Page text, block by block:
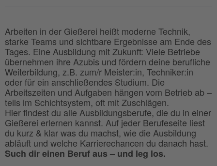
Arbeiten in der Gießerei heißt moderne Technik,
starke Teams und sichtbare Ergebnisse am Ende des
Tages. Eine Ausbildung mit Zukunft: Viele Betriebe
übernehmen ihre Azubis und fördern deine berufliche
Weiterbildung, z.B. zum/r Meister:in, Techniker:in
oder für ein anschließendes Studium. Die
Arbeitszeiten und Aufgaben hängen vom Betrieb ab –
teils im Schichtsystem, oft mit Zuschlägen.
Hier findest du alle Ausbildungsberufe, die du in einer
Gießerei erlernen kannst. Auf jeder Berufeseite liest
du kurz & klar was du machst, wie die Ausbildung
abläuft und welche Karrierechancen du danach hast.
Such dir einen Beruf aus – und leg los.